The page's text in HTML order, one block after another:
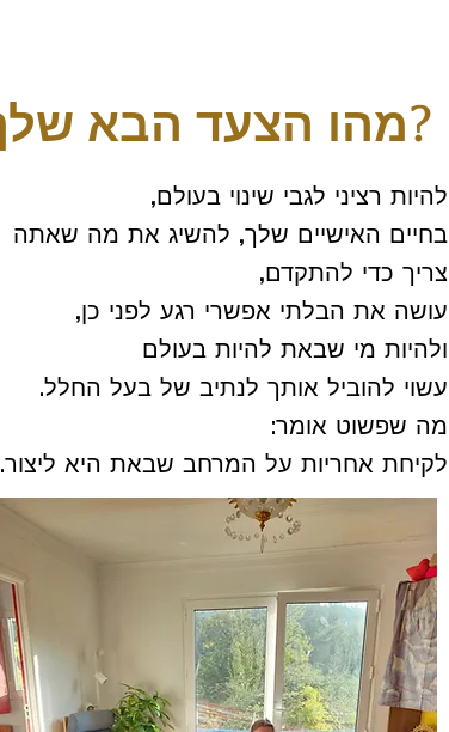
מהו הצעד הבא שלך?
להיות רציני לגבי שינוי בעולם,
בחיים האישיים שלך, להשיג את מה שאתה
צריך כדי להתקדם,
עושה את הבלתי אפשרי רגע לפני כן,
ולהיות מי שבאת להיות בעולם
עשוי להוביל אותך לנתיב של בעל החלל.
מה שפשוט אומר:
לקיחת אחריות על המרחב שבאת היא ליצור.